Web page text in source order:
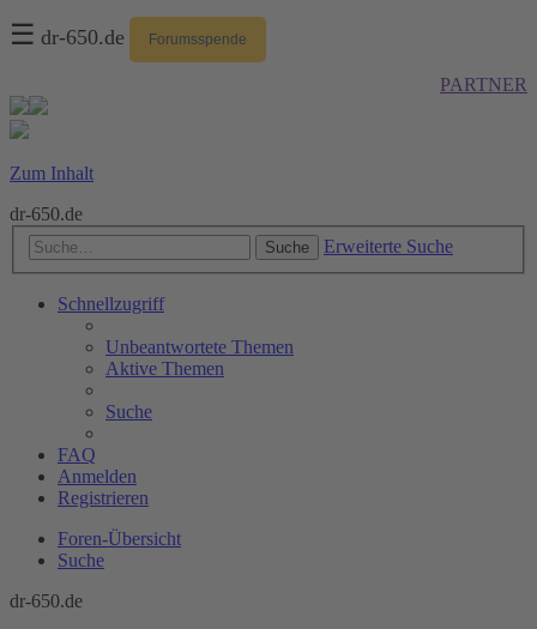
☰ dr-650.de Forumsspende
PARTNER
Zum Inhalt
dr-650.de
Suche Erweiterte Suche
Schnellzugriff
Unbeantwortete Themen
Aktive Themen
Suche
FAQ
Anmelden
Registrieren
Foren-Übersicht
Suche
dr-650.de